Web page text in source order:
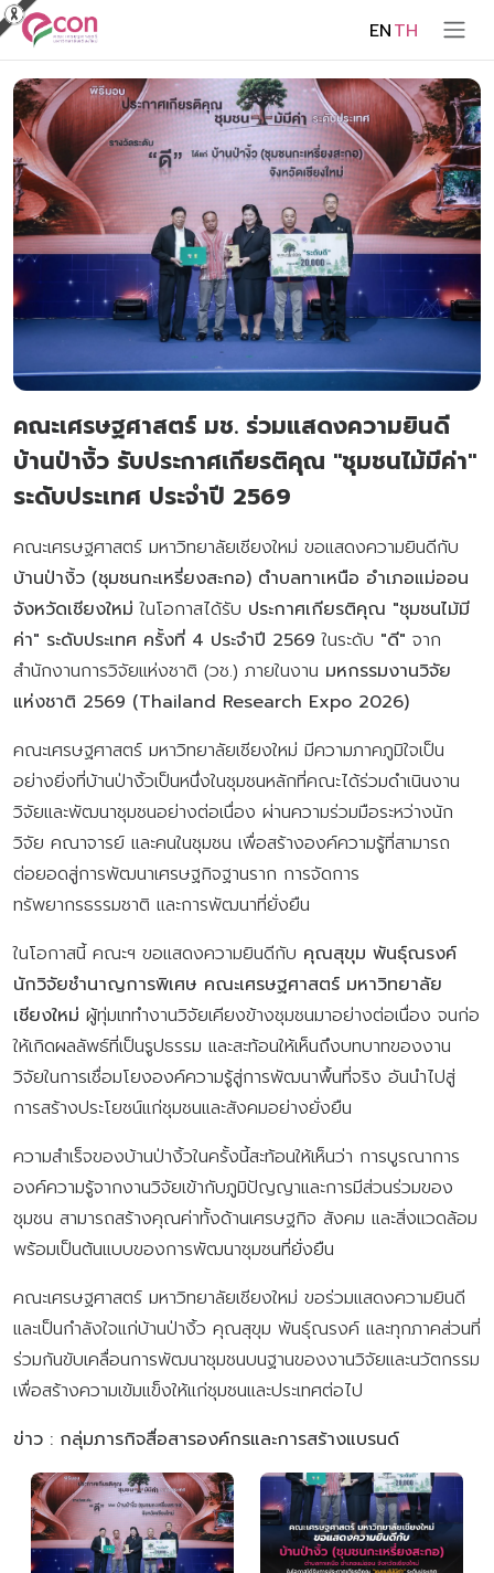
ENTH
คณะเศรษฐศาสตร์ มช. ร่วมแสดงความยินดี
บ้านป่างิ้ว รับประกาศเกียรติคุณ "ชุมชนไม้มีค่า"
ระดับประเทศ ประจำปี 2569
คณะเศรษฐศาสตร์ มหาวิทยาลัยเชียงใหม่ ขอแสดงความยินดีกับ
บ้านป่างิ้ว (ชุมชนกะเหรี่ยงสะกอ) ตำบลทาเหนือ อำเภอแม่ออน
จังหวัดเชียงใหม่ ในโอกาสได้รับ ประกาศเกียรติคุณ "ชุมชนไม้มี
ค่า" ระดับประเทศ ครั้งที่ 4 ประจำปี 2569 ในระดับ "ดี" จาก
สำนักงานการวิจัยแห่งชาติ (วช.) ภายในงาน มหกรรมงานวิจัย
แห่งชาติ 2569 (Thailand Research Expo 2026)
คณะเศรษฐศาสตร์ มหาวิทยาลัยเชียงใหม่ มีความภาคภูมิใจเป็น
อย่างยิ่งที่บ้านป่างิ้วเป็นหนึ่งในชุมชนหลักที่คณะได้ร่วมดำเนินงาน
วิจัยและพัฒนาชุมชนอย่างต่อเนื่อง ผ่านความร่วมมือระหว่างนัก
วิจัย คณาจารย์ และคนในชุมชน เพื่อสร้างองค์ความรู้ที่สามารถ
ต่อยอดสู่การพัฒนาเศรษฐกิจฐานราก การจัดการ
ทรัพยากรธรรมชาติ และการพัฒนาที่ยั่งยืน
ในโอกาสนี้ คณะฯ ขอแสดงความยินดีกับ คุณสุขุม พันธุ์ณรงค์
นักวิจัยชำนาญการพิเศษ คณะเศรษฐศาสตร์ มหาวิทยาลัย
เชียงใหม่ ผู้ทุ่มเททำงานวิจัยเคียงข้างชุมชนมาอย่างต่อเนื่อง จนก่อ
ให้เกิดผลลัพธ์ที่เป็นรูปธรรม และสะท้อนให้เห็นถึงบทบาทของงาน
วิจัยในการเชื่อมโยงองค์ความรู้สู่การพัฒนาพื้นที่จริง อันนำไปสู่
การสร้างประโยชน์แก่ชุมชนและสังคมอย่างยั่งยืน
ความสำเร็จของบ้านป่างิ้วในครั้งนี้สะท้อนให้เห็นว่า การบูรณาการ
องค์ความรู้จากงานวิจัยเข้ากับภูมิปัญญาและการมีส่วนร่วมของ
ชุมชน สามารถสร้างคุณค่าทั้งด้านเศรษฐกิจ สังคม และสิ่งแวดล้อม
พร้อมเป็นต้นแบบของการพัฒนาชุมชนที่ยั่งยืน
คณะเศรษฐศาสตร์ มหาวิทยาลัยเชียงใหม่ ขอร่วมแสดงความยินดี
และเป็นกำลังใจแก่บ้านป่างิ้ว คุณสุขุม พันธุ์ณรงค์ และทุกภาคส่วนที่
ร่วมกันขับเคลื่อนการพัฒนาชุมชนบนฐานของงานวิจัยและนวัตกรรม
เพื่อสร้างความเข้มแข็งให้แก่ชุมชนและประเทศต่อไป
ข่าว : กลุ่มภารกิจสื่อสารองค์กรและการสร้างแบรนด์